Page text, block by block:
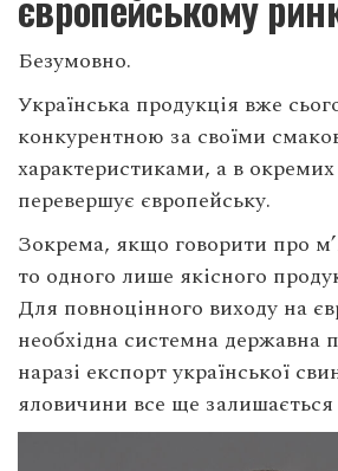
Безумовно.
Українська продукція вже
конкурентною за своїми
характеристиками, а в окремих
перевершує європейську.
Зокрема, якщо говорити про
то одного лише якісного
Для повноцінного виходу на
необхідна системна державна
наразі експорт української
яловичини все ще